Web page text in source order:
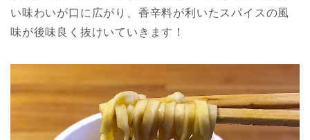
い味わいが口に広がり、香辛料が利いたスパイスの風
味が後味良く抜けいていきます！